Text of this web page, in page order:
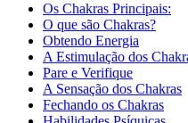
Os Chakras Principais:
O que são Chakras?
Obtendo Energia
A Estimulação dos
Pare e Verifique
A Sensação dos Chakras
Fechando os Chakras